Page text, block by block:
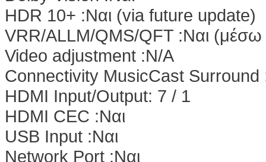
HDR 10+ :Nαι (via future update)
VRR/ALLM/QMS/QFT :Nαι (μέσω
Video adjustment :N/A
Connectivity MusicCast Surround
HDMI Input/Output: 7 / 1
HDMI CEC :Nαι
USB Input :Nαι
Network Port :Nαι